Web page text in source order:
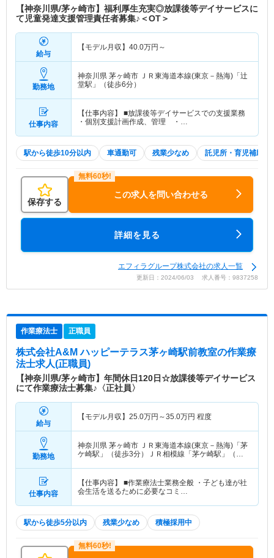
【神奈川県/茅ヶ崎市】福利厚生充実◎放課後等デイサービスに
て児童発達支援管理責任者募集♪＜OT＞
給与
【モデル月収】 40.0万円～
勤務地
神奈川県 茅ヶ崎市 ＪＲ東海道本線(東京－熱海)「辻
堂駅」（徒歩6分）
仕事内容
【仕事内容】 ■放課後等デイサービスでの支援業務
・個別支援計画作成、管理 ・…
駅から徒歩10分以内 車通勤可 残業少なめ 託児所・育児補助
保存する
この求人を問い合わせる
詳細を見る
エフィラグループ株式会社の求人一覧
更新日：2024/06/03 求人番号：9837258
作業療法士 正職員
株式会社A&M ハッピーテラス茅ヶ崎駅前教室の作業療
法士求人(正職員)
【神奈川県/茅ヶ崎市】年間休日120日☆放課後等デイサービス
にて作業療法士募集♪〈正社員〉
給与
【モデル月収】 25.0万円～35.0万円 程度
勤務地
神奈川県 茅ヶ崎市 ＪＲ東海道本線(東京－熱海)「茅
ケ崎駅」（徒歩3分）ＪＲ相模線「茅ケ崎駅」（徒
仕事内容
【仕事内容】 ■作業療法士業務全般 ・子ども達が社
会生活を送るために必要なコミ…
駅から徒歩5分以内 残業少なめ 積極採用中